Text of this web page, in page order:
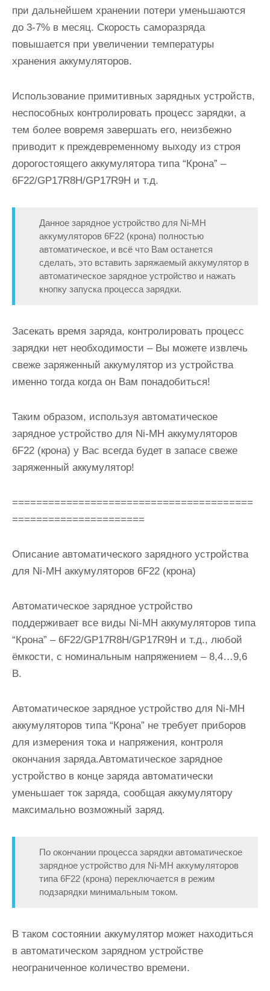
при дальнейшем хранении потери уменьшаются
до 3-7% в месяц. Скорость саморазряда
повышается при увеличении температуры
хранения аккумуляторов.
Использование примитивных зарядных устройств,
неспособных контролировать процесс зарядки, а
тем более вовремя завершать его, неизбежно
приводит к преждевременному выходу из строя
дорогостоящего аккумулятора типа “Крона” –
6F22/GP17R8H/GP17R9H и т.д.
Данное зарядное устройство для Ni-MH
аккумуляторов 6F22 (крона) полностью
автоматическое, и всё что Вам останется
сделать, это вставить заряжаемый аккумулятор в
автоматическое зарядное устройство и нажать
кнопку запуска процесса зарядки.
Засекать время заряда, контролировать процесс
зарядки нет необходимости – Вы можете извлечь
свеже заряженный аккумулятор из устройства
именно тогда когда он Вам понадобиться!
Таким образом, используя автоматическое
зарядное устройство для Ni-MH аккумуляторов
6F22 (крона) у Вас всегда будет в запасе свеже
заряженный аккумулятор!
========================================
======================
Описание автоматического зарядного устройства
для Ni-MH аккумуляторов 6F22 (крона)
Автоматическое зарядное устройство
поддерживает все виды Ni-MH аккумуляторов типа
“Крона” – 6F22/GP17R8H/GP17R9H и т.д., любой
ёмкости, с номинальным напряжением – 8,4…9,6
В.
Автоматическое зарядное устройство для Ni-MH
аккумуляторов типа “Крона” не требует приборов
для измерения тока и напряжения, контроля
окончания заряда.Автоматическое зарядное
устройство в конце заряда автоматически
уменьшает ток заряда, сообщая аккумулятору
максимально возможный заряд.
По окончании процесса зарядки автоматическое
зарядное устройство для Ni-MH аккумуляторов
типа 6F22 (крона) переключается в режим
подзарядки минимальным током.
В таком состоянии аккумулятор может находиться
в автоматическом зарядном устройстве
неограниченное количество времени.